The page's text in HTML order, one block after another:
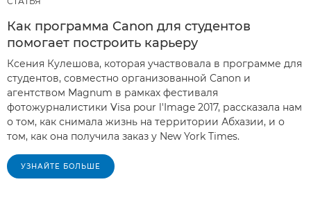
Как программа Canon для студентов
помогает построить карьеру
Ксения Кулешова, которая участвовала в программе для
студентов, совместно организованной Canon и
агентством Magnum в рамках фестиваля
фотожурналистики Visa pour l'Image 2017, рассказала нам
о том, как снимала жизнь на территории Абхазии, и о
том, как она получила заказ у New York Times.
УЗНАЙТЕ БОЛЬШЕ